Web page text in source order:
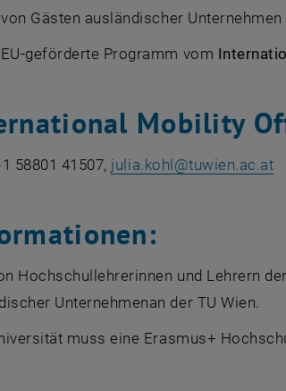
Gästen ausländischer Unternehmen
geförderte Programm vom
Mobility
58801 41507, julia.kohl @tuwien.ac.at
Hochschullehrerinnen und Lehrern
Unternehmenan der TU Wien.
muss eine Erasmus+